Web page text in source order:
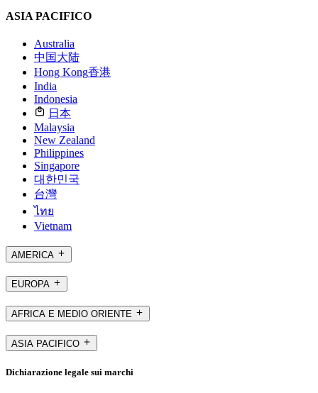
ASIA PACIFICO
Australia
中国大陆
Hong Kong香港
India
Indonesia
日本
Malaysia
New Zealand
Philippines
Singapore
대한민국
台灣
ไทย
Vietnam
AMERICA
EUROPA
AFRICA E MEDIO ORIENTE
ASIA PACIFICO
Dichiarazione legale sui marchi